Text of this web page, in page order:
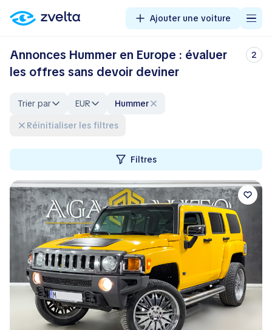
Ajouter une voiture
Annonces Hummer en Europe : évaluer
les offres sans devoir deviner
2
Trier par EUR
Hummer
Réinitialiser les filtres
Filtres